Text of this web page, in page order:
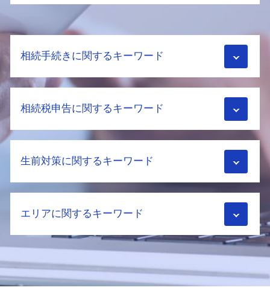
相続手続きに関するキーワード
配偶者居住権 要件
配偶者居住権 相続税
不動産相続 必要書類
土地相続 分割
遺留分 計算
不動産相続 相談
相続財産 調査 方法
遺言書 遺留分
相続税申告に関するキーワード
相続税 税理士 メリット
相続税 不動産
相続税 対策
配偶者控除 メリット
相続税申告 自分で
相続税 税率
小規模宅地の特例 併用
生前対策に関するキーワード
生前対策 税理士
相続税対策 養子縁組
ふるさと納税 相続税
家族信託とは
エリアに関するキーワード
相続税申告 滋賀県 税理士
相続手続き 向日市 税理士
生前対策 八幡市 税理士